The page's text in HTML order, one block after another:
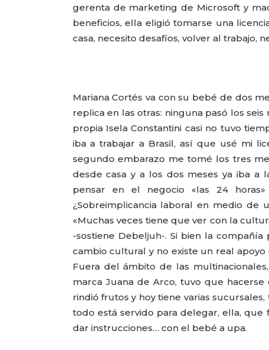
gerenta de marketing de Microsoft y
beneficios, ella eligió tomarse una
casa, necesito desafíos, volver al trabajo,
Mariana Cortés va con su bebé de dos
replica en las otras: ninguna pasó los
propia Isela Constantini casi no tuvo
iba a trabajar a Brasil, así que usé mi
segundo embarazo me tomé los tres
desde casa y a los dos meses ya iba a
pensar en el negocio «las 24
¿Sobreimplicancia laboral en medio
«Muchas veces tiene que ver con la
-sostiene Debeljuh-. Si bien la
cambio cultural y no existe un real
Fuera del ámbito de las
marca Juana de Arco, tuvo que
rindió frutos y hoy tiene varias
todo está servido para delegar, ella,
dar instrucciones… con el bebé a upa.